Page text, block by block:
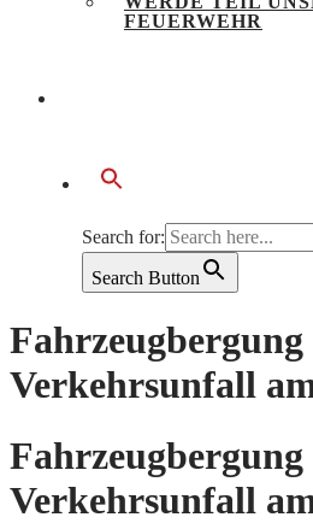
FEUERWEHR
Search for:
Search Button
Fahrzeugbergung
Verkehrsunfall
Fahrzeugbergung
Verkehrsunfall